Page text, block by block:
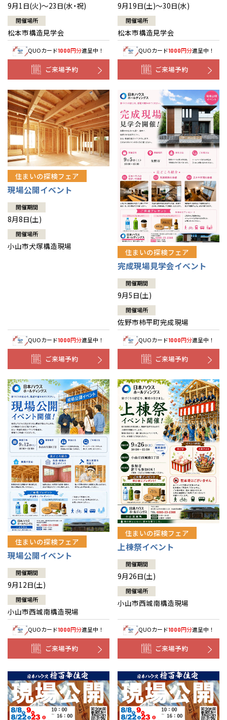
9月1日(火)～23日(水・祝)
開催場所
松本市構造見学会
QUOカード1000円分進呈中！
ご来場予約
9月19日(土)～30日(水)
開催場所
松本市構造見学会
QUOカード1000円分進呈中！
ご来場予約
住まいの探検フェア
現場公開イベント
開催期間
8月8日(土)
開催場所
小山市犬塚構造現場
QUOカード1000円分進呈中！
ご来場予約
住まいの探検フェア
完成現場見学会イベント
開催期間
9月5日(土)
開催場所
佐野市柿平町完成現場
QUOカード1000円分進呈中！
ご来場予約
住まいの探検フェア
現場公開イベント
開催期間
9月12日(土)
開催場所
小山市西城南構造現場
QUOカード1000円分進呈中！
ご来場予約
住まいの探検フェア
上棟祭イベント
開催期間
9月26日(土)
開催場所
小山市西城南構造現場
QUOカード1000円分進呈中！
ご来場予約